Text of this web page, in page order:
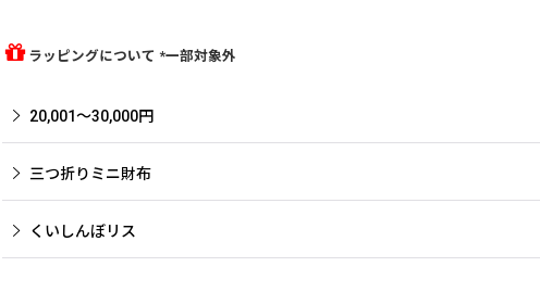
ラッピングについて *一部対象外
20,001〜30,000円
三つ折りミニ財布
くいしんぼリス